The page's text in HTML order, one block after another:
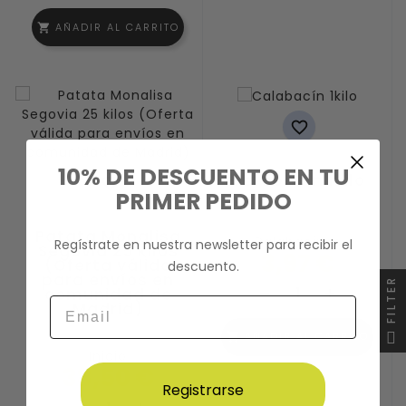
shopping_cart AÑADIR AL CARRITO

Patata Monalisa
Segovia 25 kilos
(Oferta válida
comunidad de
Madrid)
38,50 €

Calabacín 1kilo
Calabacines
3,97 €
remove add
shopping_cart AÑADIR AL CARRITO
FILTER
10% DE DESCUENTO EN TU
PRIMER PEDIDO
Regístrate en nuestra newsletter para recibir el
descuento.
Email
Registrarse